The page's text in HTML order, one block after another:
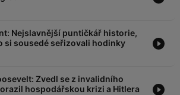
Nejslavnější puntičkář historie,
si sousedé seřizovali hodinky
Zvedl se z invalidního
hospodářskou krizi a Hitlera